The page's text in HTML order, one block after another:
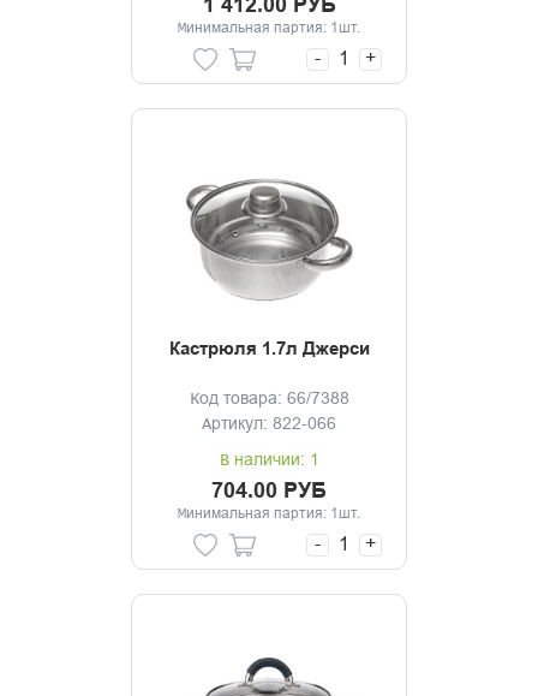
Минимальная партия: 1шт.
- +
Кастрюля 1.7л Джерси
Код товара: 66/7388
Артикул: 822-066
В наличии: 1
704.00 РУБ
Минимальная партия: 1шт.
- +